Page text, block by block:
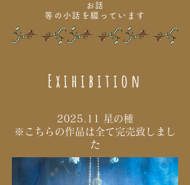
お話
等の小話を綴っています
Exihibition
2025.11 星の種
※こちらの作品は全て完売致しまし
た